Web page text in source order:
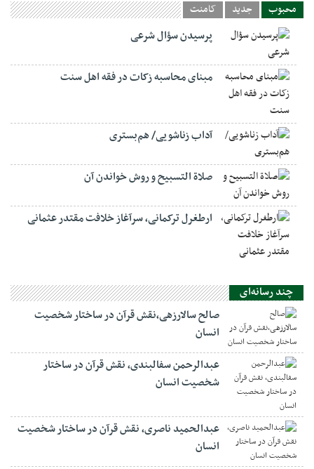
محبوب جدید کامنت
پرسیدن سؤال شرعی
مبنای محاسبه زکات در فقه اهل سنت
آداب زناشویی/ هم‌بستری
صلاة التسبيح و روش خواندن آن
ارطغرل ترکمانی، سرآغاز خلافت مقتدر عثمانی
چند رسانه‌ای
صالح سالارزهی،‌نقش قرآن در ساختار شخصیت
انسان
عبدالرحمن سفالبندی، نقش قرآن در ساختار
شخصیت انسان
عبدالحمید ناصری، نقش قرآن در ساختار شخصیت
انسان